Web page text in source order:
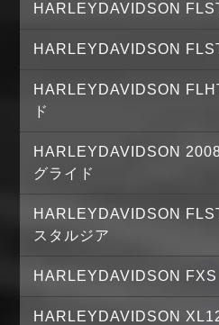
HARLEYDAVIDSON
HARLEYDAVIDSON
HARLEYDAVIDSON
ド
HARLEYDAVIDSON
グライド
HARLEYDAVIDSON
スタルジア
HARLEYDAVIDSON FXS
HARLEYDAVIDSON